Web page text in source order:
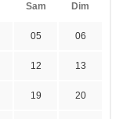
Sam Dim
05 06
12 13
19 20